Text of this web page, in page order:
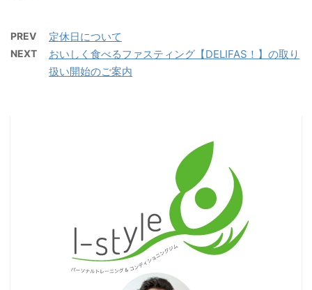
PREV 定休日について
NEXT
おいしく食べるファスティング【DELIFAS！】の取り
扱い開始のご案内